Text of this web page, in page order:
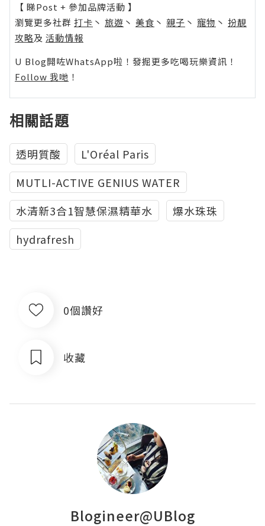
【 睇Post + 參加品牌活動 】
瀏覽更多社群 打卡 丶 旅遊 丶 美食 丶 親子 丶 寵物 丶 扮靚
攻略及 活動情報
U Blog開咗WhatsApp啦！發掘更多吃喝玩樂資訊！
Follow 我哋 ！
相關話題
透明質酸
L'Oréal Paris
MUTLI-ACTIVE GENIUS WATER
水清新3合1智慧保濕精華水
爆水珠珠
hydrafresh
0個讚好
收藏
Blogineer@UBlog